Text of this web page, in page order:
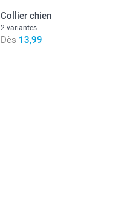
Collier chien
2 variantes
Dès 13,99